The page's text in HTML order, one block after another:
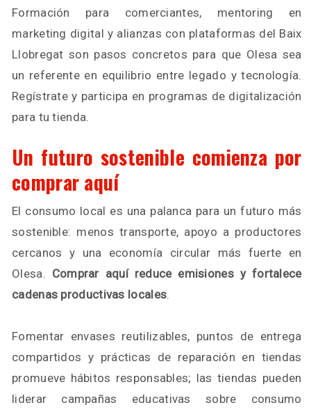
Formación para comerciantes, mentoring en
marketing digital y alianzas con plataformas del Baix
Llobregat son pasos concretos para que Olesa sea
un referente en equilibrio entre legado y tecnología.
Regístrate y participa en programas de digitalización
para tu tienda.
Un futuro sostenible comienza por
comprar aquí
El consumo local es una palanca para un futuro más
sostenible: menos transporte, apoyo a productores
cercanos y una economía circular más fuerte en
Olesa. Comprar aquí reduce emisiones y fortalece
cadenas productivas locales.
Fomentar envases reutilizables, puntos de entrega
compartidos y prácticas de reparación en tiendas
promueve hábitos responsables; las tiendas pueden
liderar campañas educativas sobre consumo